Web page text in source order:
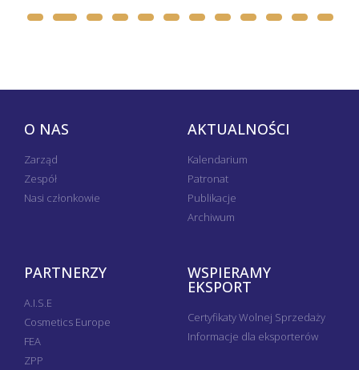
O NAS
Zarząd
Zespół
Nasi członkowie
AKTUALNOŚCI
Kalendarium
Patronat
Publikacje
Archiwum
PARTNERZY
A.I.S.E
Cosmetics Europe
FEA
ZPP
WSPIERAMY
EKSPORT
Certyfikaty Wolnej Sprzedaży
Informacje dla eksporterów